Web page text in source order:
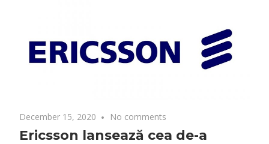
December 15, 2020 No comments
Ericsson lansează cea de-a